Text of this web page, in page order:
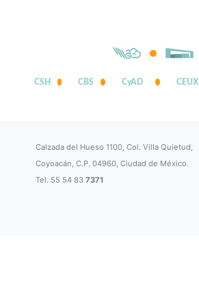
CSH CBS CyAD CEUX
Calzada del Hueso 1100, Col. Villa Quietud,
Coyoacán, C.P. 04960, Ciudad de México.
Tel. 55 54 837371